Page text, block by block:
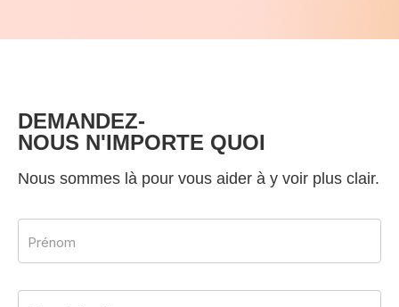
DEMANDEZ-
NOUS N'IMPORTE QUOI
Nous sommes là pour vous aider à y voir plus clair.